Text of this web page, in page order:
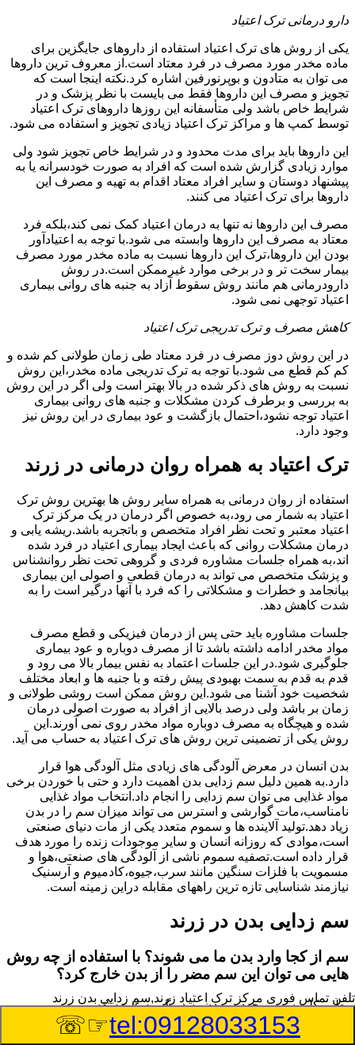
دارو درمانی ترک اعتیاد
یکی از روش های ترک اعتیاد استفاده از داروهای جایگزین برای
ماده مخدر مورد مصرف در فرد معتاد است.از معروف ترین داروها
می توان به متادون و بوپرنورفین اشاره کرد.نکته اینجا است که
تجویز و مصرف این داروها فقط می بایست با نظر پزشک و در
شرایط خاص باشد ولی متأسفانه این روزها داروهای ترک اعتیاد
توسط کمپ ها و مراکز ترک اعتیاد زیادی تجویز و استفاده می شود.
این داروها باید برای مدت محدود و در شرایط خاص تجویز شود ولی
موارد زیادی گزارش شده است که افراد به صورت خودسرانه یا به
پیشنهاد دوستان و سایر افراد معتاد اقدام به تهیه و مصرف این
داروها برای ترک اعتیاد می کنند.
مصرف این داروها نه تنها به درمان اعتیاد کمک نمی کند،بلکه فرد
معتاد به مصرف این داروها وابسته می شود.با توجه به اعتیادآور
بودن این داروها،ترک این داروها نسبت به ماده مخدر مورد مصرف
بیمار سخت تر و در برخی موارد غیرممکن است.در روش
دارودرمانی هم مانند روش سقوط آزاد به جنبه های روانی بیماری
اعتیاد توجهی نمی شود.
کاهش مصرف و ترک تدریجی ترک اعتیاد
در این روش دوز مصرف در فرد معتاد طی زمان طولانی کم شده و
کم کم قطع می شود.با توجه به ترک تدریجی ماده مخدر،این روش
نسبت به روش های ذکر شده در بالا بهتر است ولی اگر در این روش
به بررسی و برطرف کردن مشکلات و جنبه های روانی بیماری
اعتیاد توجه نشود،احتمال بازگشت و عود بیماری در این روش نیز
وجود دارد.
ترک اعتیاد به همراه روان درمانی در زرند
استفاده از روان درمانی به همراه سایر روش ها بهترین روش ترک
اعتیاد به شمار می رود،به خصوص اگر درمان در یک مرکز ترک
اعتیاد معتبر و تحت نظر افراد متخصص و باتجربه باشد.ریشه یابی و
درمان مشکلات روانی که باعث ایجاد بیماری اعتیاد در فرد شده
اند،به همراه جلسات مشاوره فردی و گروهی تحت نظر روانشناس
و پزشک متخصص می تواند به درمان قطعی و اصولی این بیماری
بیانجامد و خطرات و مشکلاتی را که فرد با آنها درگیر است را به
شدت کاهش دهد.
جلسات مشاوره باید حتی پس از درمان فیزیکی و قطع مصرف
مواد مخدر ادامه داشته باشد تا از مصرف دوباره و عود بیماری
جلوگیری شود.در این جلسات اعتماد به نفس بیمار بالا می رود و
قدم به قدم به سمت بهبودی پیش رفته و با جنبه ها و ابعاد مختلف
شخصیت خود آشنا می شود.این روش ممکن است روشی طولانی و
زمان بر باشد ولی درصد بالایی از افراد به صورت اصولی درمان
شده و هیچگاه به مصرف دوباره مواد مخدر روی نمی آورند.این
روش یکی از تضمینی ترین روش های ترک اعتیاد به حساب می آید.
بدن انسان در معرض آلودگی های زیادی مثل آلودگی هوا قرار
دارد.به همین دلیل سم زدایی بدن اهمیت دارد و حتی با خوردن برخی
مواد غذایی می توان سم زدایی را انجام داد.انتخاب مواد غذایی
نامناسب،مات گوارشی و استرس می تواند میزان سم را در بدن
زیاد دهد.تولید آلاینده ها و سموم متعدد یکی از مات دنیای صنعتی
است،موادی که روزانه انسان و سایر موجودات زنده را مورد هدف
قرار داده است.تصفیه سموم ناشی از آلودگی های صنعتی،هوا و
مسمویت با فلزات سنگین مانند سرب،جیوه،کادمیوم و آرسنیک
نیازمند شناسایی تازه ترین راههای مقابله دراین زمینه است.
سم زدایی بدن در زرند
سم از کجا وارد بدن ما می شوند؟ با استفاده از چه روش
هایی می توان این سم مضر را از بدن خارج کرد؟
بطور کلی سم موجود در بدن به دو گروه عمده تقسیم می
شوند.بخش بزرگی از این سموم مثل مواد به جا مانده از سموم
گیاهی و آفت کش ها،فلزات سنگین ناشی از آلودگی هوا،انواع
تلفن تماس فوری مرکز ترک اعتیاد زرند,سم زدایی بدن زرند
tel:09128033153
☞☏